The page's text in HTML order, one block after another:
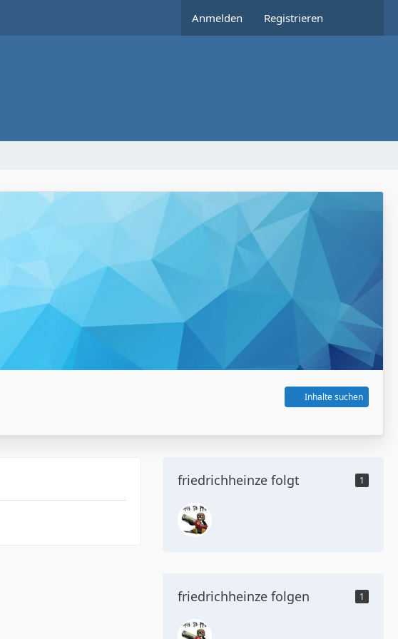
Anmelden Registrieren
Inhalte suchen
friedrichheinze folgt 1
friedrichheinze folgen 1